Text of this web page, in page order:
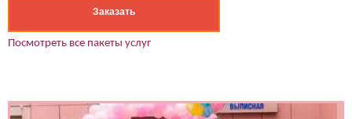
Заказать
Посмотреть все пакеты услуг